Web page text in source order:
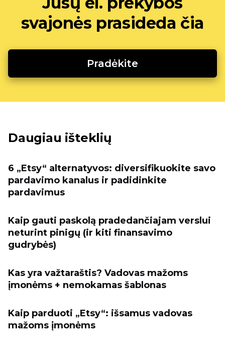
svajonės prasideda čia
Pradėkite
Daugiau išteklių
6 „Etsy“ alternatyvos: diversifikuokite savo
pardavimo kanalus ir padidinkite
pardavimus
Kaip gauti paskolą pradedančiajam verslui
neturint pinigų (ir kiti finansavimo
gudrybės)
Kas yra važtaraštis? Vadovas mažoms
įmonėms + nemokamas šablonas
Kaip parduoti „Etsy“: išsamus vadovas
mažoms įmonėms